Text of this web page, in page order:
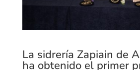
La sidrería Zapiain de
ha obtenido el primer